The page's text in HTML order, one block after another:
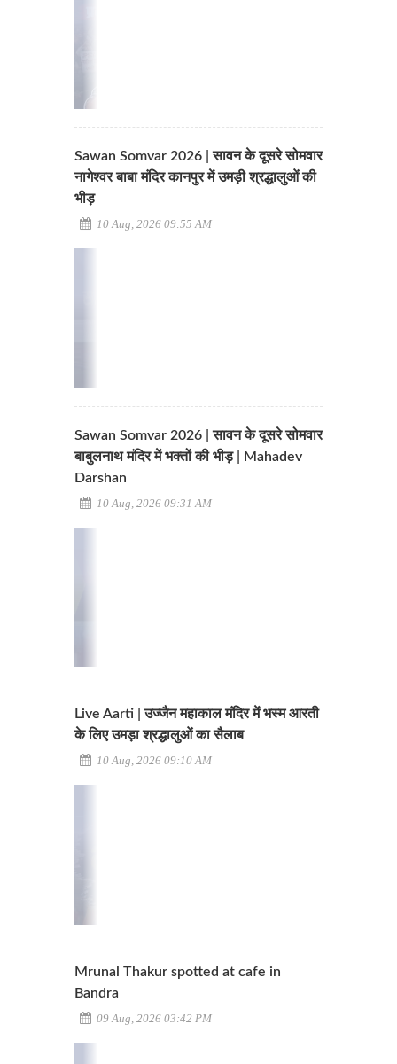
Sawan Somvar 2026 | सावन के दूसरे सोमवार
नागेश्वर बाबा मंदिर कानपुर में उमड़ी श्रद्धालुओं की
भीड़
10 Aug, 2026 09:55 AM
Sawan Somvar 2026 | सावन के दूसरे सोमवार
बाबुलनाथ मंदिर में भक्तों की भीड़ | Mahadev
Darshan
10 Aug, 2026 09:31 AM
Live Aarti | उज्जैन महाकाल मंदिर में भस्म आरती
के लिए उमड़ा श्रद्धालुओं का सैलाब
10 Aug, 2026 09:10 AM
Mrunal Thakur spotted at cafe in
Bandra
09 Aug, 2026 03:42 PM